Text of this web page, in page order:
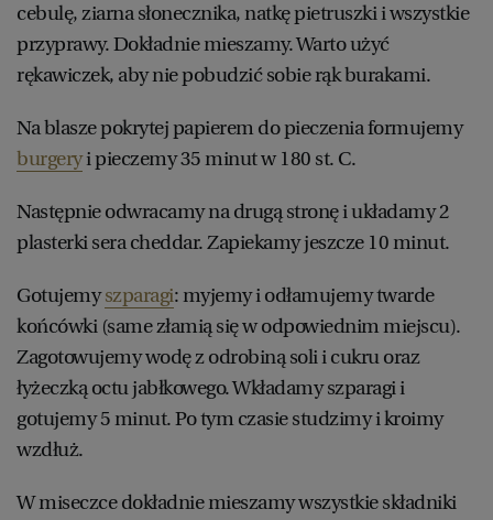
cebulę, ziarna słonecznika, natkę pietruszki i wszystkie
przyprawy. Dokładnie mieszamy. Warto użyć
rękawiczek, aby nie pobudzić sobie rąk burakami.
Na blasze pokrytej papierem do pieczenia formujemy
burgeryi pieczemy 35 minut w 180 st. C.
Następnie odwracamy na drugą stronę i układamy 2
plasterki sera cheddar. Zapiekamy jeszcze 10 minut.
Gotujemyszparagi: myjemy i odłamujemy twarde
końcówki (same złamią się w odpowiednim miejscu).
Zagotowujemy wodę z odrobiną soli i cukru oraz
łyżeczką octu jabłkowego. Wkładamy szparagi i
gotujemy 5 minut. Po tym czasie studzimy i kroimy
wzdłuż.
W miseczce dokładnie mieszamy wszystkie składniki